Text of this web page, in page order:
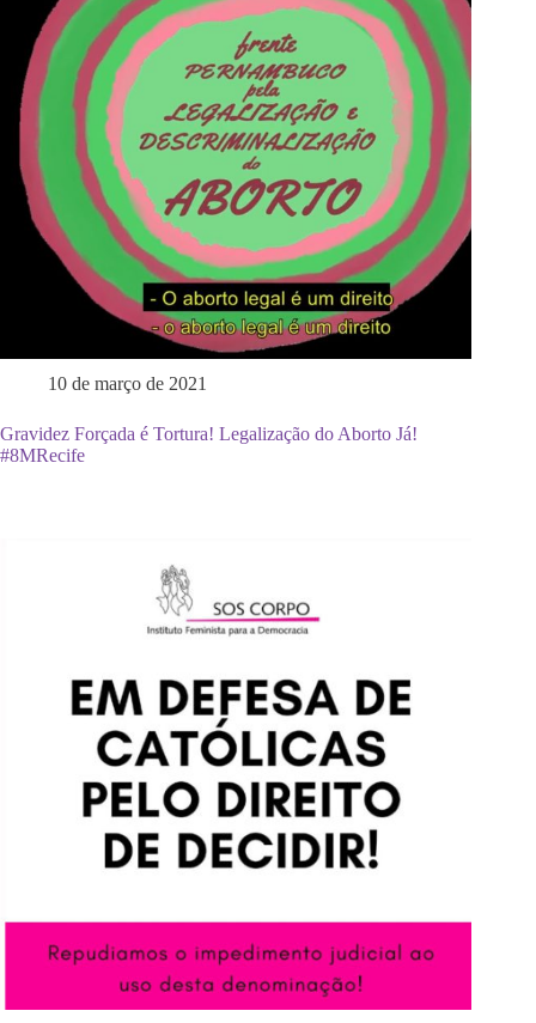
10 de março de 2021
Gravidez Forçada é Tortura! Legalização do Aborto Já!
#8MRecife